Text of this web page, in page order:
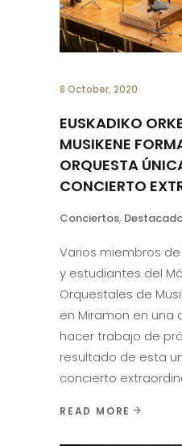
8 October, 2020
EUSKADIKO
MUSIKENE
ORQUESTA
CONCIERTO
Conciertos,
Varios miembros de
y estudiantes del
Orquestales de
en Miramon en una
hacer trabajo de
resultado de esta
concierto
READ MORE